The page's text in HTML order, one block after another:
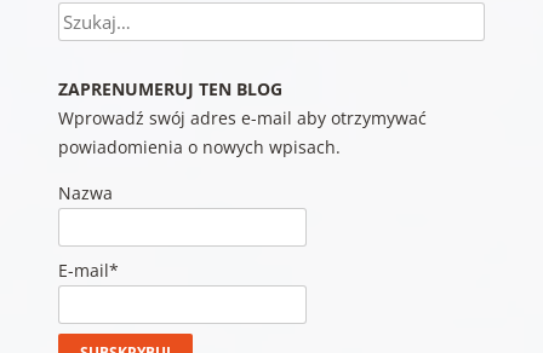
Szukaj
ZAPRENUMERUJ TEN BLOG
Wprowadź swój adres e-mail aby otrzymywać
powiadomienia o nowych wpisach.
Nazwa
E-mail*